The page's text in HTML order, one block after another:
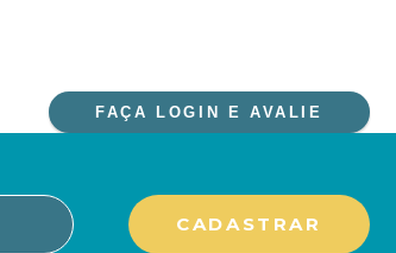
FAÇA LOGIN E AVALIE